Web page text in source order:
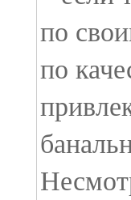
по
по